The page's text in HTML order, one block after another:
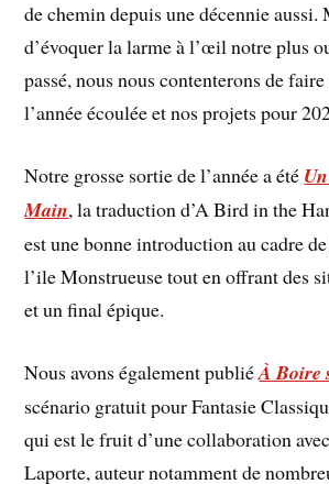
de chemin depuis une décennie
d’évoquer la larme à l’œil notre plus
passé, nous nous contenterons de
l’année écoulée et nos projets pour
Notre grosse sortie de l’année a été
Main, la traduction d’A Bird in the
est une bonne introduction au cadre
l’ile Monstrueuse tout en offrant des
et un final épique.
Nous avons également publiéÀ Boire
scénario gratuit pour Fantasie
qui est le fruit d’une collaboration
Laporte, auteur notamment de